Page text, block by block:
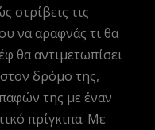
στρίβεις τις
να αραφνάς τι θα
θα αντιμετωπίσει
δρόμο της,
της με έναν
πρίγκιπα. Με